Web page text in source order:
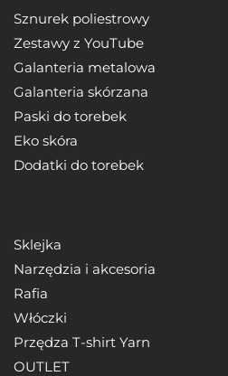
Sznurek poliestrowy
Zestawy z YouTube
Galanteria metalowa
Galanteria skórzana
Paski do torebek
Eko skóra
Dodatki do torebek
Sklejka
Narzędzia i akcesoria
Rafia
Włóczki
Przędza T-shirt Yarn
OUTLET